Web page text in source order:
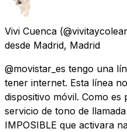
Vivi Cuenca
desde Madrid, Madrid
@movistar_es tengo una
tener internet. Esta línea
dispositivo móvil. Como es
servicio de tono de
IMPOSIBLE que activara